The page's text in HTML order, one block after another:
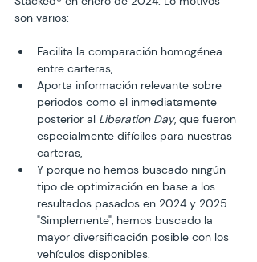
son varios:
Facilita la comparación homogénea
entre carteras,
Aporta información relevante sobre
periodos como el inmediatamente
posterior al Liberation Day, que fueron
especialmente difíciles para nuestras
carteras,
Y porque no hemos buscado ningún
tipo de optimización en base a los
resultados pasados en 2024 y 2025.
"Simplemente", hemos buscado la
mayor diversificación posible con los
vehículos disponibles.